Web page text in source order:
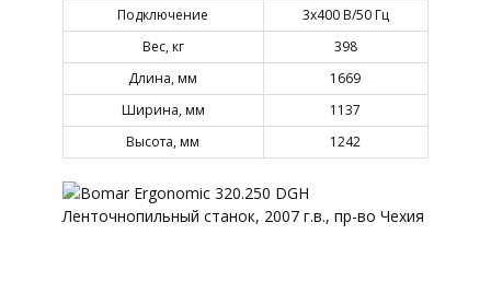
Подключение
3х400 В/50 Гц
Вес, кг
398
Длина, мм
1669
Ширина, мм
1137
Высота, мм
1242